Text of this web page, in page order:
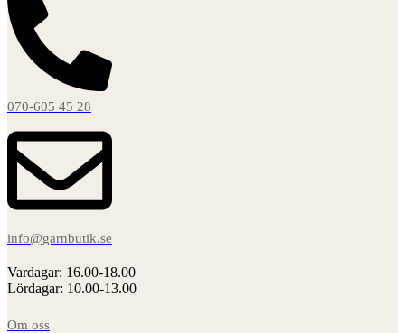
070-605 45 28
info@garnbutik.se
Vardagar: 16.00-18.00
Lördagar: 10.00-13.00
Om oss